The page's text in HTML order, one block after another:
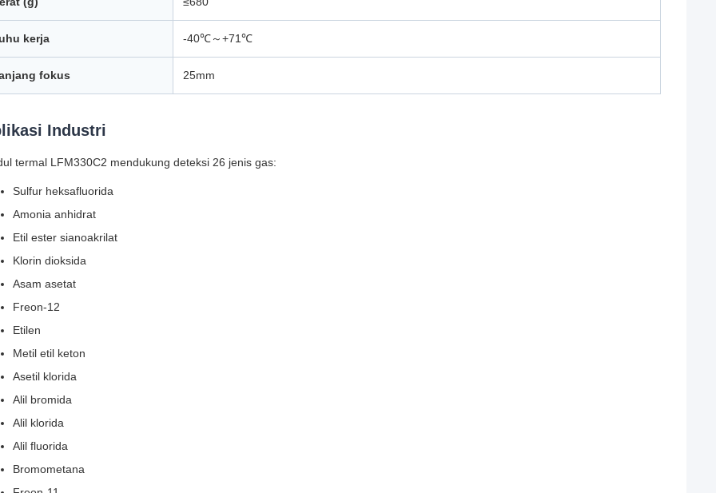
kerja -40℃～+71℃
fokus 25mm
Industri
termal LFM330C2 mendukung deteksi 26 jenis gas:
Sulfur heksafluorida
Amonia anhidrat
Etil ester sianoakrilat
Klorin dioksida
Asam asetat
Freon-12
Etilen
Metil etil keton
Asetil klorida
Alil bromida
Alil klorida
Alil fluorida
Bromometana